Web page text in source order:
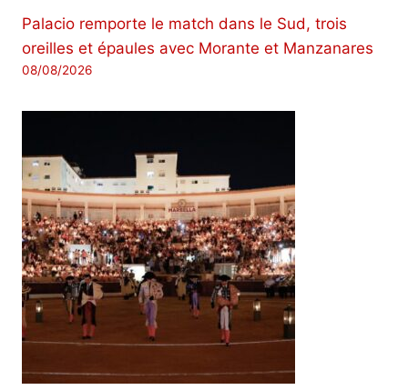
Palacio remporte le match dans le Sud, trois
oreilles et épaules avec Morante et Manzanares
08/08/2026